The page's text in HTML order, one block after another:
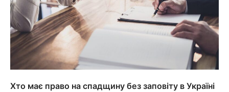
Хто має право на спадщину без заповіту в Україні